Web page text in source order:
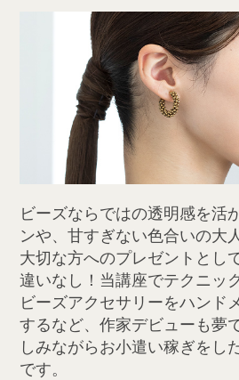
ビーズならではの透明感を活
ンや、甘すぎない色合いの大
大切な方へのプレゼントとし
違いなし！当講座でテクニッ
ビーズアクセサリーをハンド
するなど、作家デビューも夢
しみながらお小遣い稼ぎをし
です。